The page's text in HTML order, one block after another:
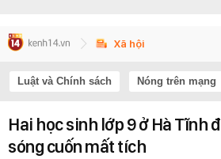
Xã hội
Luật và Chính sách Nóng trên mạng
Hai học sinh lớp 9 ở Hà Tĩnh
sóng cuốn mất tích